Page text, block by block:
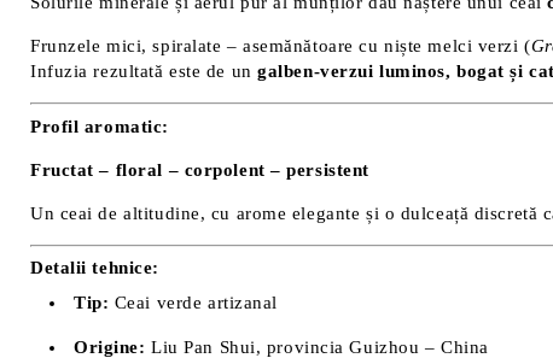
Frunzele mici, spiralate – asemănătoare cu niște melci verzi (
Infuzia rezultată este de ungalben-verzui luminos, bogat și
Profil aromatic:
Fructat – floral – corpolent – persistent
Un ceai de altitudine, cu arome elegante și o dulceață discretă
Detalii tehnice:
Tip: Ceai verde artizanal
Origine: Liu Pan Shui, provincia Guizhou – China